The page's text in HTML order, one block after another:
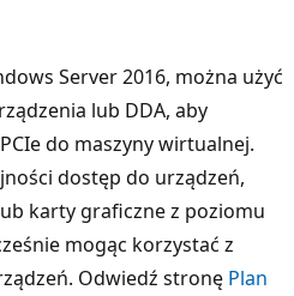
Server 2016, można użyć
lub DDA, aby
do maszyny wirtualnej.
dostęp do urządzeń,
karty graficzne z poziomu
mogąc korzystać z
Odwiedź stronę Plan